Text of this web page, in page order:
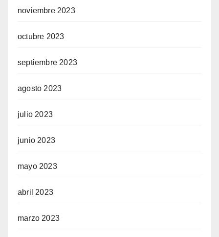
noviembre 2023
octubre 2023
septiembre 2023
agosto 2023
julio 2023
junio 2023
mayo 2023
abril 2023
marzo 2023